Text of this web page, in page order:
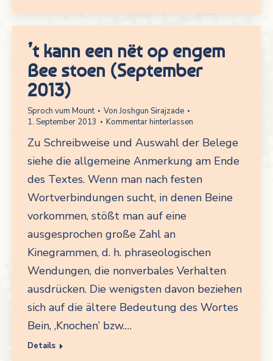
’t kann een nët op engem
Bee stoen (September
2013)
Sproch vum Mount VonJoshgun Sirajzade
1. September 2013
Kommentar hinterlassen
Zu Schreibweise und Auswahl der Belege
siehe die allgemeine Anmerkung am Ende
des Textes. Wenn man nach festen
Wortverbindungen sucht, in denen Beine
vorkommen, stößt man auf eine
ausgesprochen große Zahl an
Kinegrammen, d. h. phraseologischen
Wendungen, die nonverbales Verhalten
ausdrücken. Die wenigsten davon beziehen
sich auf die ältere Bedeutung des Wortes
Bein, ‚Knochen’ bzw.…
Details